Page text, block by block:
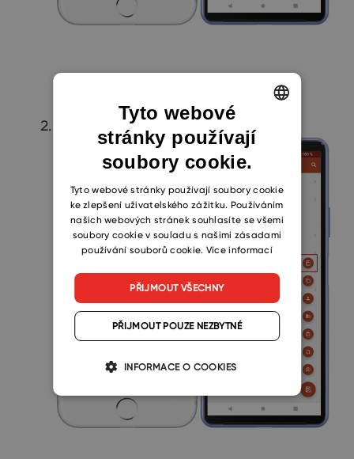
Poté vyberte možnostNový projekt
ENGLISH
CZECH
SLOVAK
Tyto webové
stránky používají
soubory cookie.
Tyto webové stránky používají soubory cookie
ke zlepšení uživatelského zážitku. Používáním
našich webových stránek souhlasíte se všemi
soubory cookie v souladu s našimi zásadami
používání souborů cookie. Více informací
PŘIJMOUT VŠECHNY
PŘIJMOUT POUZE NEZBYTNÉ
INFORMACE O COOKIES